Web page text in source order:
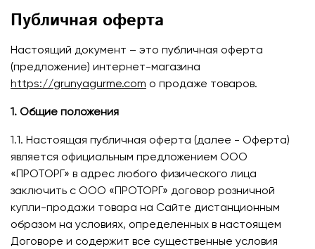
Публичная оферта
Настоящий документ – это публичная оферта
(предложение) интернет-магазина
https://grunyagurme.com о продаже товаров.
1. Общие положения
1.1. Настоящая публичная оферта (далее - Оферта)
является официальным предложением ООО
«ПРОТОРГ» в адрес любого физического лица
заключить с ООО «ПРОТОРГ» договор розничной
купли-продажи товара на Сайте дистанционным
образом на условиях, определенных в настоящем
Договоре и содержит все существенные условия